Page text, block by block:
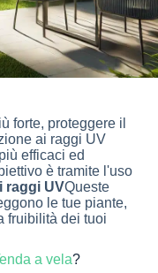
forte, proteggere il
ai raggi UV
efficaci ed
è tramite l'uso
raggi UVQueste
le tue piante,
fruibilità dei tuoi
a vela?